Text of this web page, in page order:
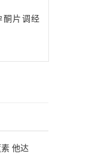
酮片调经
他达